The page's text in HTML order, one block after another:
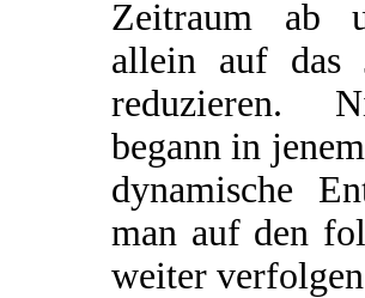
Zeitraum ab
allein auf das
reduzieren.
begann in
dynamische
man auf den
weiter